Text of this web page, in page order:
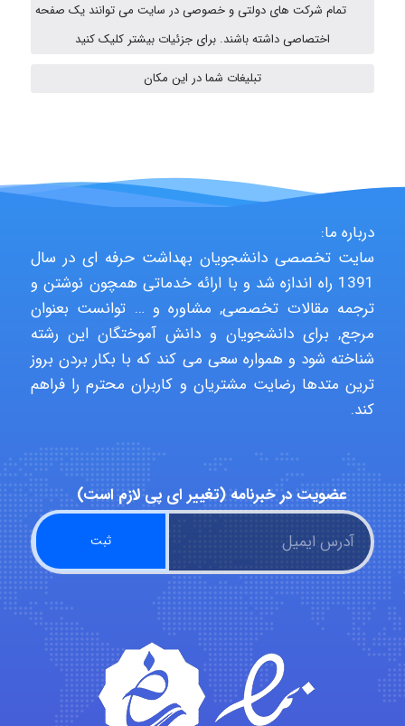
ehtesham
fatemeh mirzaie
Jafar Tym
aghajari vahid
Alirez0990
hosein abdolvand
Kati
emami
تمام شرکت های دولتی و خصوصی در سایت می توانند یک صفحه
اختصاصی داشته باشند. برای جزئیات بیشتر کلیک کنید
تبلیغات شما در این مکان
درباره ما:
سایت تخصصی دانشجویان بهداشت حرفه ای در سال
1391 راه اندازه شد و با ارائه خدماتی همچون نوشتن و
ترجمه مقالات تخصصی, مشاوره و … توانست بعنوان
مرجع, برای دانشجویان و دانش آموختگان این رشته
شناخته شود و همواره سعی می کند که با بکار بردن بروز
ترین متدها رضایت مشتریان و کاربران محترم را فراهم
کند.
عضویت در خبرنامه (تغییر ای پی لازم است)